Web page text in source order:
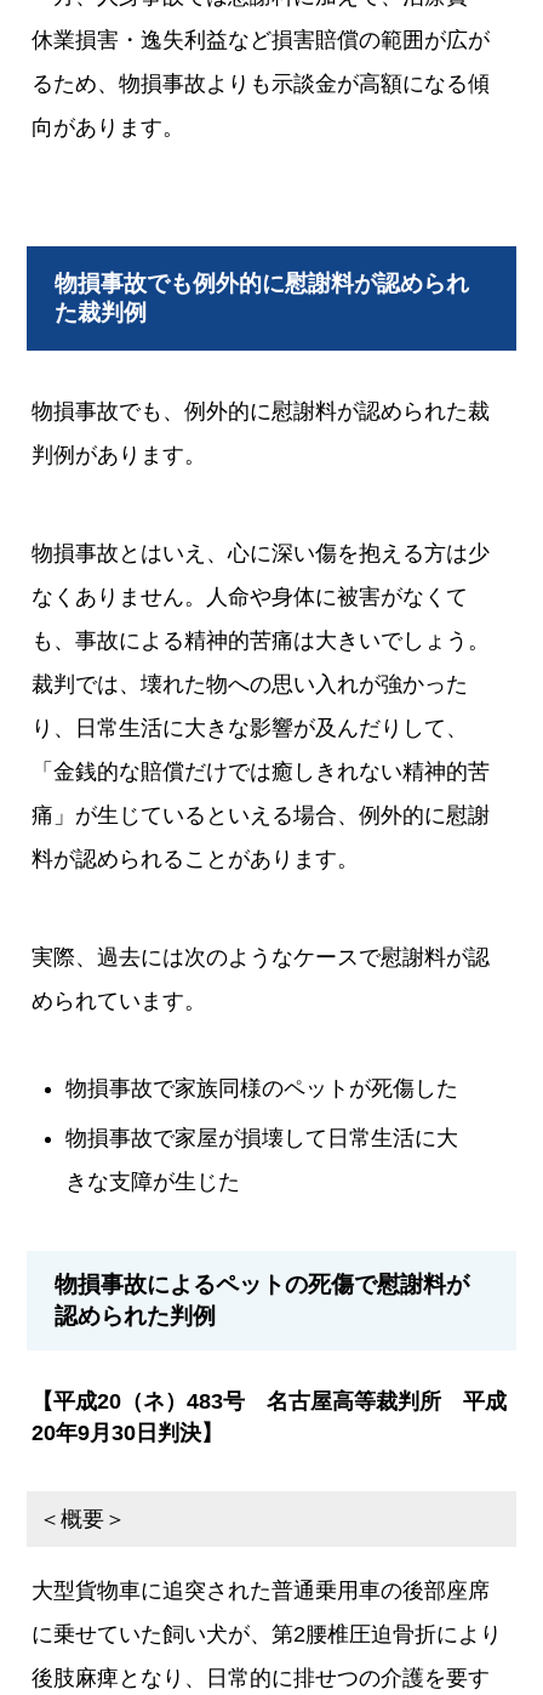
休業損害・逸失利益など損害賠償の範囲が広が
るため、物損事故よりも示談金が高額になる傾
向があります。
物損事故でも例外的に慰謝料が認められ
た裁判例
物損事故でも、例外的に慰謝料が認められた裁
判例があります。
物損事故とはいえ、心に深い傷を抱える方は少
なくありません。人命や身体に被害がなくて
も、事故による精神的苦痛は大きいでしょう。
裁判では、壊れた物への思い入れが強かった
り、日常生活に大きな影響が及んだりして、
「金銭的な賠償だけでは癒しきれない精神的苦
痛」が生じているといえる場合、例外的に慰謝
料が認められることがあります。
実際、過去には次のようなケースで慰謝料が認
められています。
物損事故で家族同様のペットが死傷した
物損事故で家屋が損壊して日常生活に大
きな支障が生じた
物損事故によるペットの死傷で慰謝料が
認められた判例
【平成20（ネ）483号 名古屋高等裁判所 平成
20年9月30日判決】
＜概要＞
大型貨物車に追突された普通乗用車の後部座席
に乗せていた飼い犬が、第2腰椎圧迫骨折により
後肢麻痺となり、日常的に排せつの介護を要す